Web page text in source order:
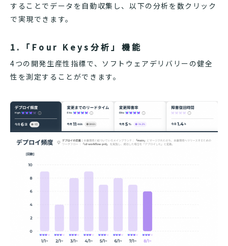
することでデータを自動収集し、以下の分析を数クリック
で実現できます。
1.「Four Keys分析」機能
4つの開発生産性指標で、ソフトウェアデリバリーの健全
性を測定することができます。